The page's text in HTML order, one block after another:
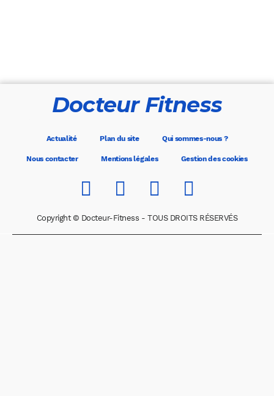
Docteur Fitness
Actualité Plan du site Qui sommes-nous ?
Nous contacter Mentions légales Gestion des cookies
Copyright © Docteur-Fitness - TOUS DROITS RÉSERVÉS